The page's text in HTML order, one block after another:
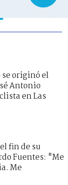
se originó el
Antonio
en Las
fin de su
Fuentes: "Me
Me